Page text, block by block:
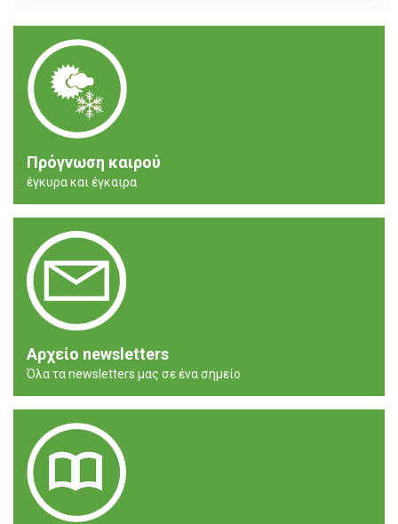
Πρόγνωση καιρού
έγκυρα και έγκαιρα
Αρχείο newsletters
Όλα τα newsletters μας σε ένα σημείο